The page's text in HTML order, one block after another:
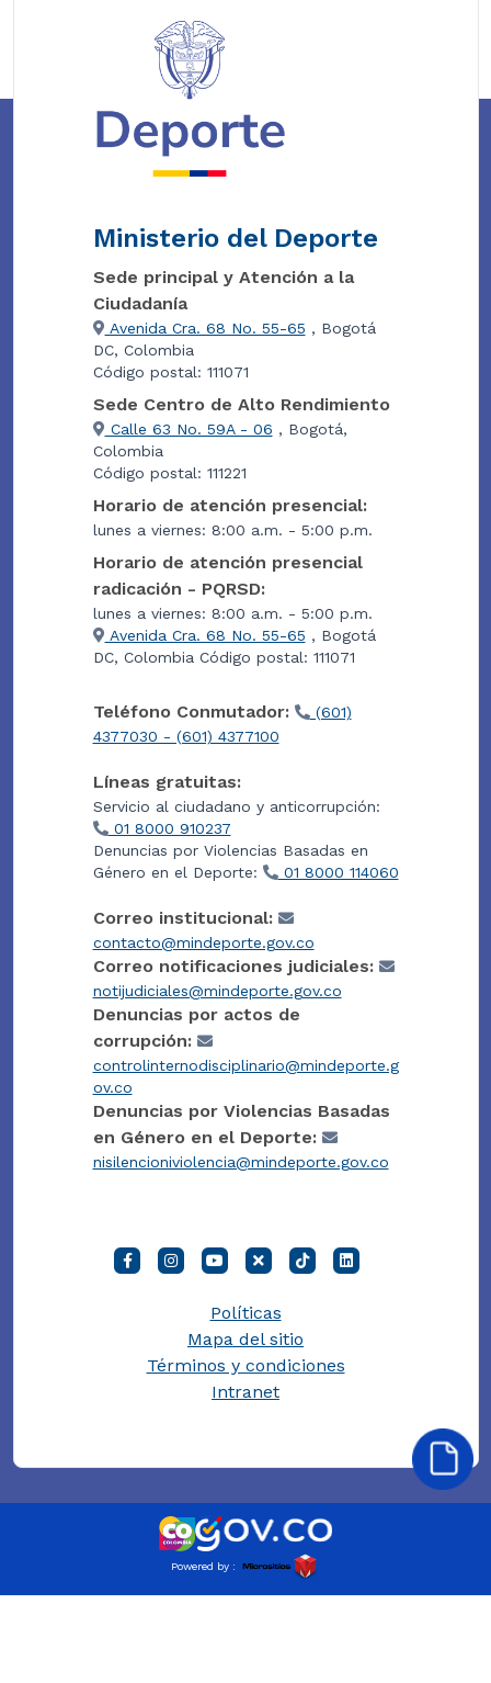
Ministerio del Deporte
Sede principal y Atención a la
Ciudadanía
Avenida Cra. 68 No. 55-65 , Bogotá
DC, Colombia
Código postal: 111071
Sede Centro de Alto Rendimiento
Calle 63 No. 59A - 06 , Bogotá,
Colombia
Código postal: 111221
Horario de atención presencial:
lunes a viernes: 8:00 a.m. - 5:00 p.m.
Horario de atención presencial
radicación - PQRSD:
lunes a viernes: 8:00 a.m. - 5:00 p.m.
Avenida Cra. 68 No. 55-65 , Bogotá
DC, Colombia Código postal: 111071
Teléfono Conmutador:
(601)
4377030 - (601) 4377100
Líneas gratuitas:
Servicio al ciudadano y anticorrupción:
01 8000 910237
Denuncias por Violencias Basadas en
Género en el Deporte:
01 8000 114060
Correo institucional:
contacto@mindeporte.gov.co
Correo notificaciones judiciales:
notijudiciales@mindeporte.gov.co
Denuncias por actos de
corrupción:
controlinternodisciplinario@mindeporte.g
ov.co
Denuncias por Violencias Basadas
en Género en el Deporte:
nisilencioniviolencia@mindeporte.gov.co
Políticas
Mapa del sitio
Términos y condiciones
Intranet
Powered by :